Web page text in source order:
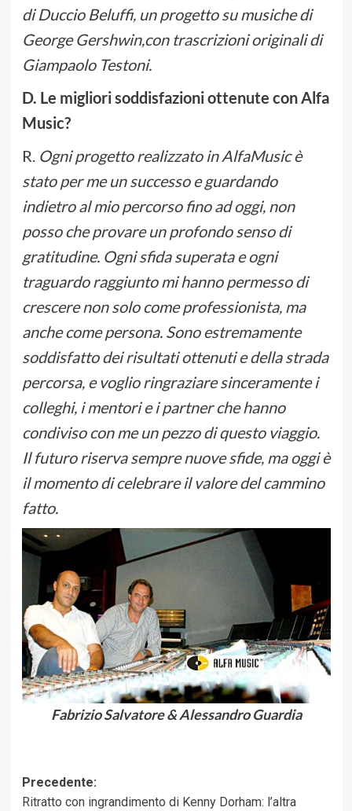
di Duccio Beluffi, un progetto su musiche di
George Gershwin,con trascrizioni originali di
Giampaolo Testoni.
D. Le migliori soddisfazioni ottenute con Alfa
Music?
R. Ogni progetto realizzato in AlfaMusic è
stato per me un successo e guardando
indietro al mio percorso fino ad oggi, non
posso che provare un profondo senso di
gratitudine. Ogni sfida superata e ogni
traguardo raggiunto mi hanno permesso di
crescere non solo come professionista, ma
anche come persona. Sono estremamente
soddisfatto dei risultati ottenuti e della strada
percorsa, e voglio ringraziare sinceramente i
colleghi, i mentori e i partner che hanno
condiviso con me un pezzo di questo viaggio.
Il futuro riserva sempre nuove sfide, ma oggi è
il momento di celebrare il valore del cammino
fatto.
Fabrizio Salvatore & Alessandro Guardia
Navigazione
Precedente:
Ritratto con ingrandimento di Kenny Dorham: l’altra